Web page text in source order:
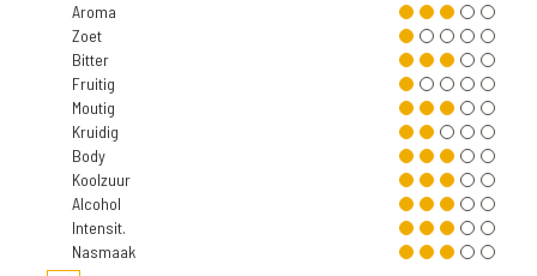
Aroma
Zoet
Bitter
Fruitig
Moutig
Kruidig
Body
Koolzuur
Alcohol
Intensit.
Nasmaak